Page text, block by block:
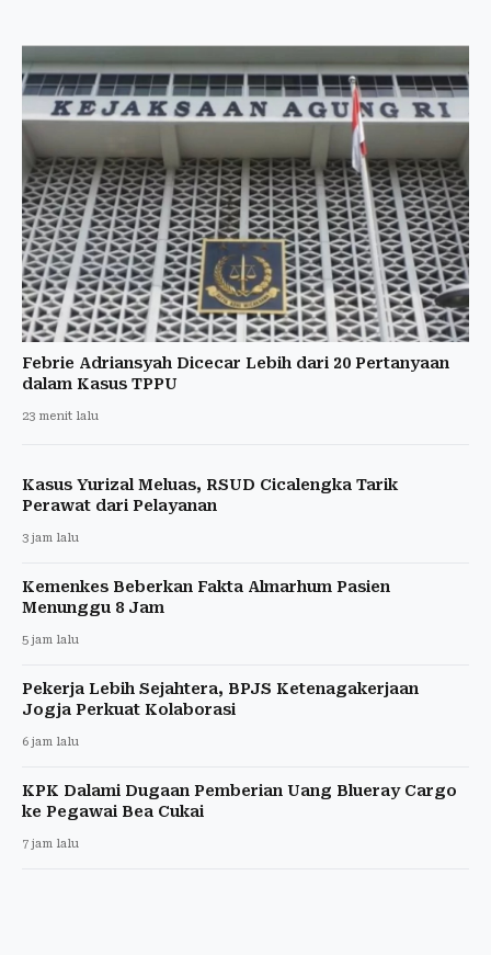
Febrie Adriansyah Dicecar Lebih dari 20 Pertanyaan
dalam Kasus TPPU
23 menit lalu
Kasus Yurizal Meluas, RSUD Cicalengka Tarik
Perawat dari Pelayanan
3 jam lalu
Kemenkes Beberkan Fakta Almarhum Pasien
Menunggu 8 Jam
5 jam lalu
Pekerja Lebih Sejahtera, BPJS Ketenagakerjaan
Jogja Perkuat Kolaborasi
6 jam lalu
KPK Dalami Dugaan Pemberian Uang Blueray Cargo
ke Pegawai Bea Cukai
7 jam lalu